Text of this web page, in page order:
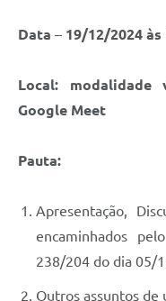
Data – 19/12/2024 às
Local:
Google Meet
Pauta:
Apresentação,
encaminhados
238/204 do dia 05/
Outros assuntos de